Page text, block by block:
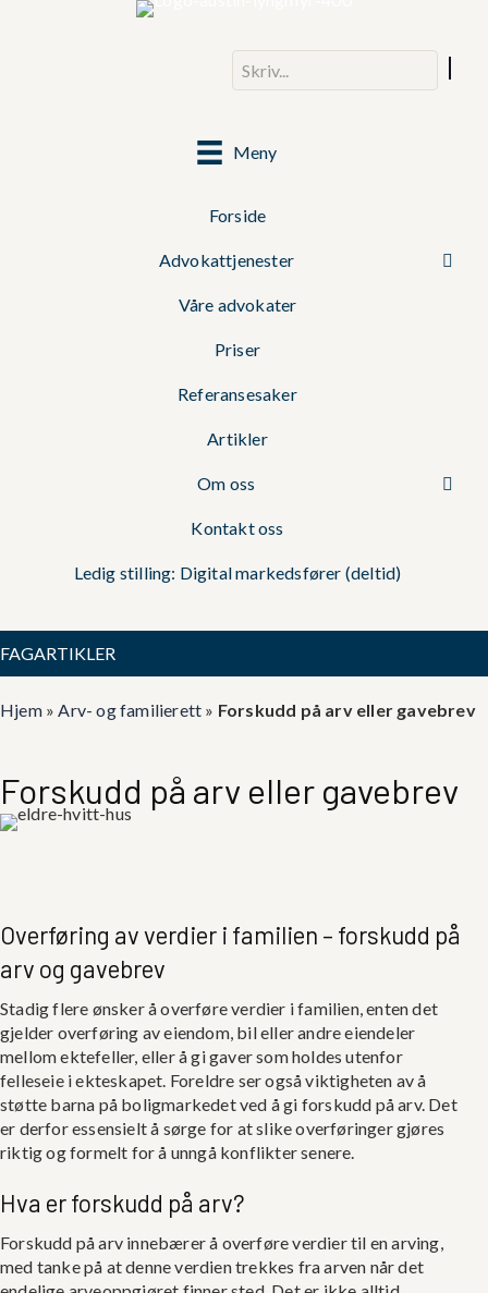
Meny
Forside
Advokattjenester
Våre advokater
Priser
Referansesaker
Artikler
Om oss
Kontakt oss
Ledig stilling: Digital markedsfører (deltid)
FAGARTIKLER
Hjem»Arv- og familierett » Forskudd på arv eller gavebrev
Forskudd på arv eller gavebrev
Overføring av verdier i familien – forskudd på
arv og gavebrev
Stadig flere ønsker å overføre verdier i familien, enten det
gjelder overføring av eiendom, bil eller andre eiendeler
mellom ektefeller, eller å gi gaver som holdes utenfor
felleseie i ekteskapet. Foreldre ser også viktigheten av å
støtte barna på boligmarkedet ved å gi forskudd på arv. Det
er derfor essensielt å sørge for at slike overføringer gjøres
riktig og formelt for å unngå konflikter senere.
Hva er forskudd på arv?
Forskudd på arv innebærer å overføre verdier til en arving,
med tanke på at denne verdien trekkes fra arven når det